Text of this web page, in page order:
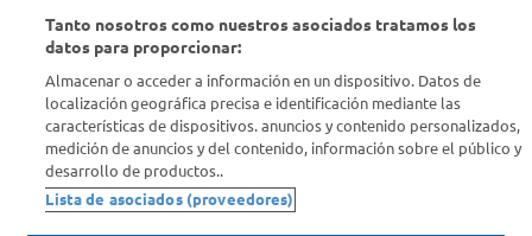
Conocenos
Info útil
Comprá Online
Tanto nosotros como nuestros asociados tratamos los
datos para proporcionar:
Almacenar o acceder a información en un dispositivo. Datos de
localización geográfica precisa e identificación mediante las
características de dispositivos. anuncios y contenido personalizados,
medición de anuncios y del contenido, información sobre el público y
desarrollo de productos..
Lista de asociados (proveedores)